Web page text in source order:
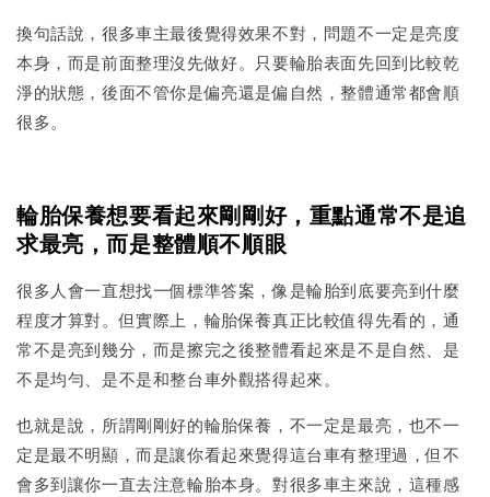
換句話說，很多車主最後覺得效果不對，問題不一定是亮度
本身，而是前面整理沒先做好。只要輪胎表面先回到比較乾
淨的狀態，後面不管你是偏亮還是偏自然，整體通常都會順
很多。
輪胎保養想要看起來剛剛好，重點通常不是追
求最亮，而是整體順不順眼
很多人會一直想找一個標準答案，像是輪胎到底要亮到什麼
程度才算對。但實際上，輪胎保養真正比較值得先看的，通
常不是亮到幾分，而是擦完之後整體看起來是不是自然、是
不是均勻、是不是和整台車外觀搭得起來。
也就是說，所謂剛剛好的輪胎保養，不一定是最亮，也不一
定是最不明顯，而是讓你看起來覺得這台車有整理過，但不
會多到讓你一直去注意輪胎本身。對很多車主來說，這種感